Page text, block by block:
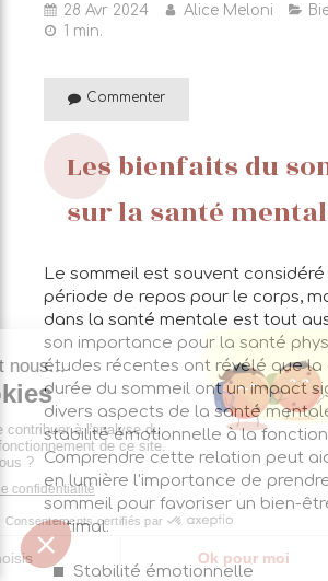
28 Avr 2024 Alice Meloni
1 min.
Commenter
Les bienfaits du
sur la santé
Le sommeil est souvent
période de repos pour le corps,
dans la santé mentale est tout
son importance pour la santé
études récentes ont révélé que la
durée du sommeil ont un impact
divers aspects de la santé
stabilité émotionnelle à la
Comprendre cette relation peut
en lumière l'importance de
sommeil pour favoriser un bien-
optimal.
Stabilité émotionnelle